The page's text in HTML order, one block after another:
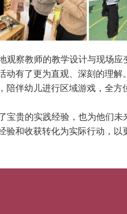
观察教师的教学设计与现场
动有了更为直观、深刻的理
陪伴幼儿进行区域游戏，全
宝贵的实践经验，也为他们
和收获转化为实际行动，以